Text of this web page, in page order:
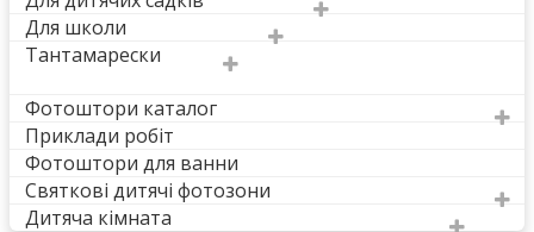
Для школи
Тантамарески
Фотоштори каталог
Приклади робіт
Фотоштори для ванни
Святкові дитячі фотозони
Дитяча кімната